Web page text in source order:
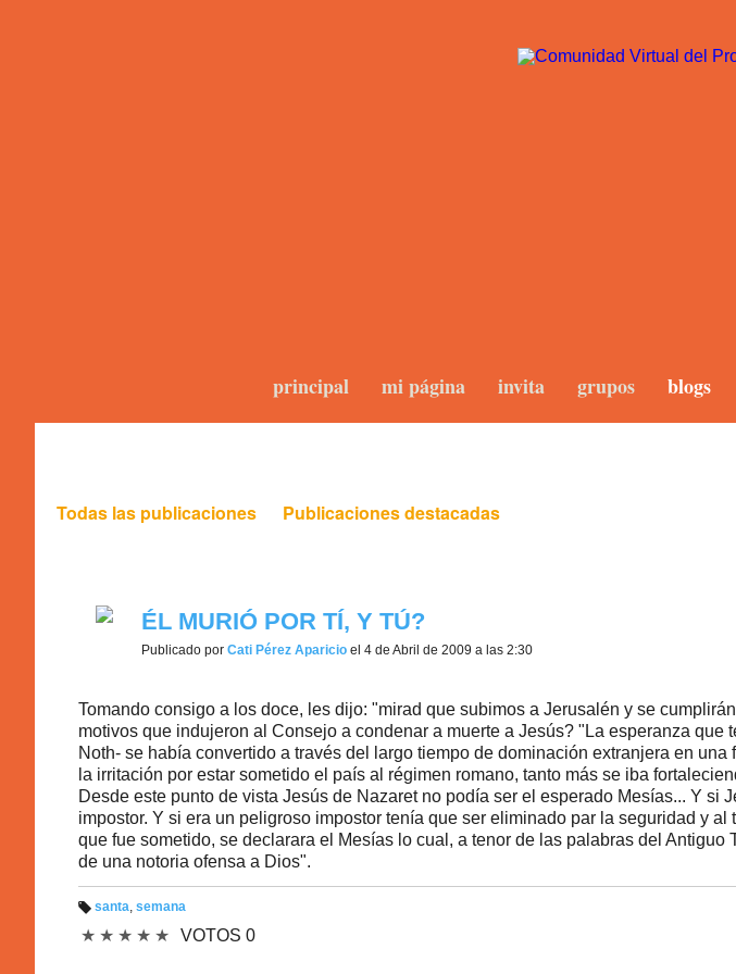
principal mi página invita grupos blogs
Todas las publicaciones Publicaciones destacadas
ÉL MURIÓ POR TÍ, Y TÚ?
Publicado por Cati Pérez Aparicio el 4 de Abril de 2009 a las 2:30
Tomando consigo a los doce, les dijo: "mirad que subimos a Jerusalén y se
motivos que indujeron al Consejo a condenar a muerte a Jesús? "La esperanza
Noth- se había convertido a través del largo tiempo de dominación extranjera en
la irritación por estar sometido el país al régimen romano, tanto más se iba
Desde este punto de vista Jesús de Nazaret no podía ser el esperado Mesías... Y
impostor. Y si era un peligroso impostor tenía que ser eliminado par la seguridad y
que fue sometido, se declarara el Mesías lo cual, a tenor de las palabras del
de una notoria ofensa a Dios".
iq
santa, semana
★ ★ ★ ★ ★ VOTOS 0